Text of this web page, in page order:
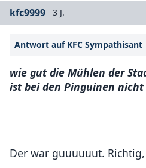
kfc9999 3 J.
Antwort auf KFC Sympathisant
wie gut die Mühlen der
ist bei den Pinguinen nicht
Der war guuuuuut.